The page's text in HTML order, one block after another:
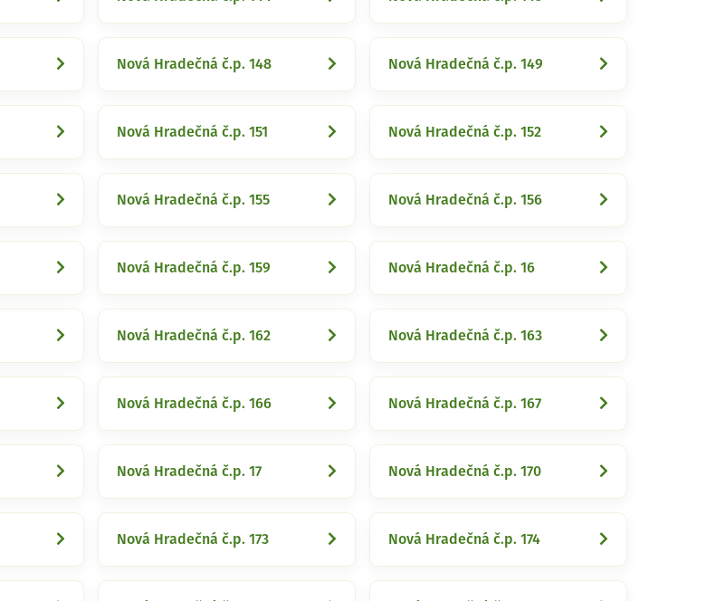
Nová Hradečná č.p. 148 Nová Hradečná č.p. 149
Nová Hradečná č.p. 151 Nová Hradečná č.p. 152
Nová Hradečná č.p. 155 Nová Hradečná č.p. 156
Nová Hradečná č.p. 159 Nová Hradečná č.p. 16
Nová Hradečná č.p. 162 Nová Hradečná č.p. 163
Nová Hradečná č.p. 166 Nová Hradečná č.p. 167
Nová Hradečná č.p. 17 Nová Hradečná č.p. 170
Nová Hradečná č.p. 173 Nová Hradečná č.p. 174